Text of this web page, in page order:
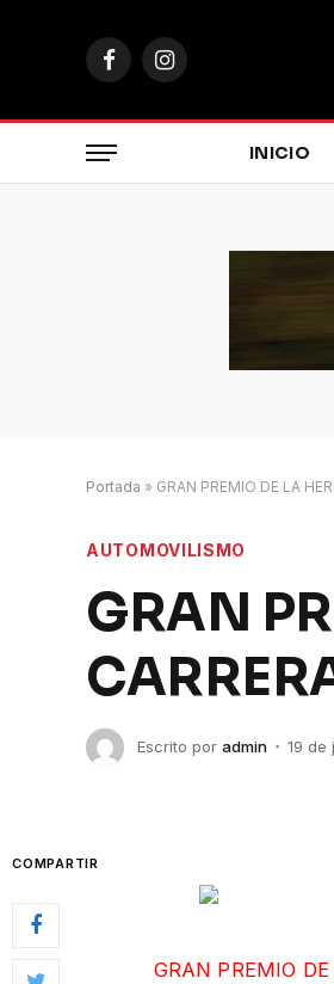
FacebookInstagram
INICIO
Portada » GRAN PREMIO DE LA
AUTOMOVILISMO
GRAN
Escrito por admin 19 de
COMPARTIR
GRAN PREMIO